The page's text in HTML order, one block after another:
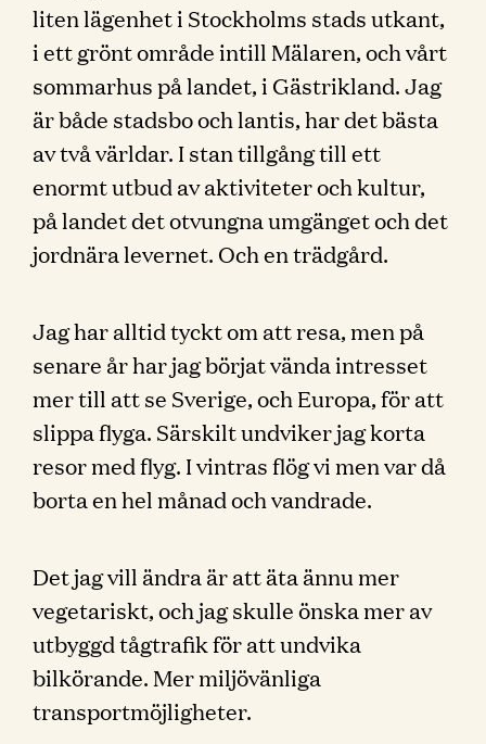
liten lägenhet i Stockholms stads utkant,
i ett grönt område intill Mälaren, och vårt
sommarhus på landet, i Gästrikland. Jag
är både stadsbo och lantis, har det bästa
av två världar. I stan tillgång till ett
enormt utbud av aktiviteter och kultur,
på landet det otvungna umgänget och det
jordnära levernet. Och en trädgård.
Jag har alltid tyckt om att resa, men på
senare år har jag börjat vända intresset
mer till att se Sverige, och Europa, för att
slippa flyga. Särskilt undviker jag korta
resor med flyg. I vintras flög vi men var då
borta en hel månad och vandrade.
Det jag vill ändra är att äta ännu mer
vegetariskt, och jag skulle önska mer av
utbyggd tågtrafik för att undvika
bilkörande. Mer miljövänliga
transportmöjligheter.